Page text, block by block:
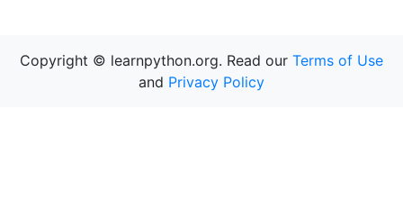
Copyright © learnpython.org. Read our Terms of Use
and Privacy Policy